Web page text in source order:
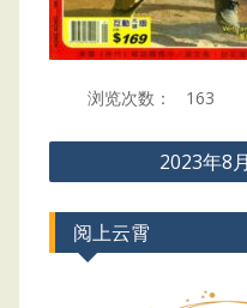
浏览次数： 163
Post
navigation
2023年8
阅上云霄